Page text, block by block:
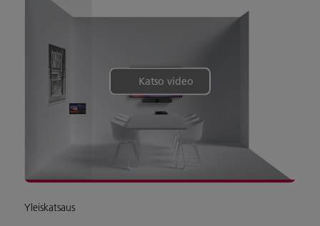
Yleiskatsaus
Katso video